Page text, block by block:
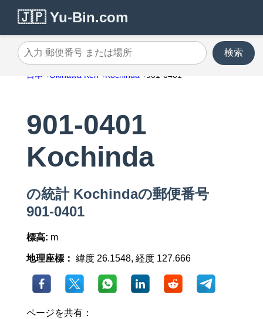
🇯🇵 Yu-Bin.com
入力 郵便番号 または場所
検索
日本 Okinawa Ken Kochinda 901-0401
901-0401
Kochinda
の統計 Kochindaの郵便番号
901-0401
標高: m
地理座標： 緯度 26.1548, 経度 127.666
ページを共有：